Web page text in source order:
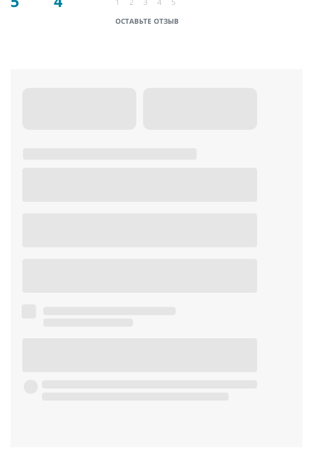
ОСТАВЬТЕ ОТЗЫВ